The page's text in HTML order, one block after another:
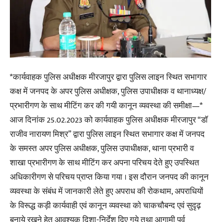
*कार्यवाहक पुलिस अधीक्षक मीरजापुर द्वारा पुलिस लाइन स्थित सभागार
कक्ष में जनपद के अपर पुलिस अधीक्षक, पुलिस उपाधीक्षक व थानाध्यक्ष/
प्रभारीगण के साथ मीटिंग कर की गयी कानून व्यवस्था की समीक्षा—*
आज दिनांक 25.02.2023 को कार्यवाहक पुलिस अधीक्षक मीरजापुर “डॉ
राजीव नारायण मिश्र” द्वारा पुलिस लाइन स्थित सभागार कक्ष में जनपद
के समस्त अपर पुलिस अधीक्षक, पुलिस उपाधीक्षक, थाना प्रभारी व
शाखा प्रभारीगण के साथ मीटिंग कर अपना परिचय देते हुए उपस्थित
अधिकारीगण से परिचय प्राप्त किया गया । इस दौरान जनपद की कानून
व्यवस्था के संबंध में जानकारी लेते हुए अपराध की रोकथाम, अपराधियों
के विरूद्ध कड़ी कार्यवाही एवं कानून व्यवस्था को चाकचौबन्द एवं सुदृढ़